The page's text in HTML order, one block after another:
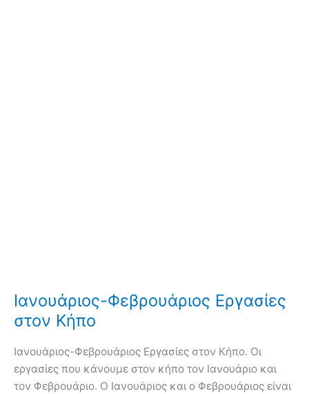
Ιανουάριος-Φεβρουάριος Εργασίες
στον Κήπο
Ιανουάριος-Φεβρουάριος Εργασίες στον Κήπο. Οι
εργασίες που κάνουμε στον κήπο τον Ιανουάριο και
τον Φεβρουάριο. Ο Ιανουάριος και ο Φεβρουάριος είναι